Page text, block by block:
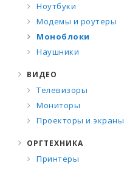
Ноутбуки
Модемы и роутеры
Моноблоки
Наушники
ВИДЕО
Телевизоры
Мониторы
Проекторы и экраны
ОРГТЕХНИКА
Принтеры